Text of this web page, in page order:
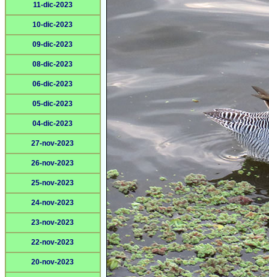
11-dic-2023
10-dic-2023
09-dic-2023
08-dic-2023
06-dic-2023
05-dic-2023
04-dic-2023
27-nov-2023
26-nov-2023
25-nov-2023
24-nov-2023
23-nov-2023
22-nov-2023
20-nov-2023